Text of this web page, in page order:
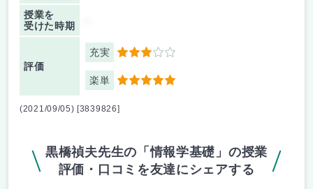
授業を
受けた時期
評価
充実 3
楽単 5
(2021/09/05) [3839826]
黒橋禎夫先生の「情報学基礎」の授業
評価・口コミを友達にシェアする